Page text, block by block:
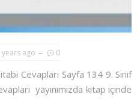
years ago 0
Cevapları Sayfa 134 9. Sınıf
yayınımızda kitap içinde